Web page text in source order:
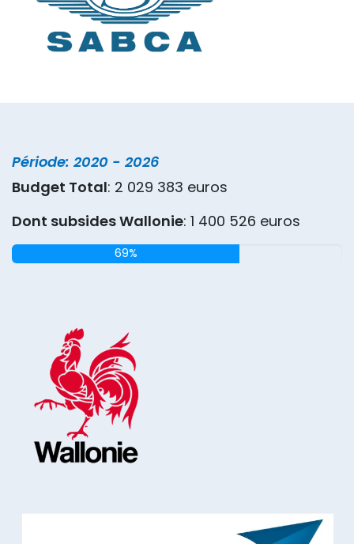
Période: 2020 - 2026
Budget Total: 2 029 383 euros
Dont subsides Wallonie: 1 400 526 euros
69%